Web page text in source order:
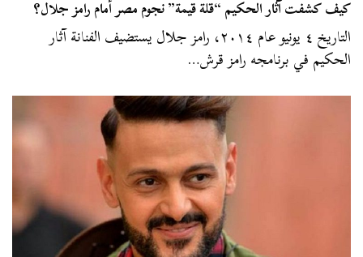
كيف كشفت آثار الحكيم “قلة قيمة” نجوم مصر أمام رامز جلال؟
التاريخ ٤ يونيو عام ٢٠١٤، رامز جلال يستضيف الفنانة آثار
الحكيم في برنامجه رامز قرش…